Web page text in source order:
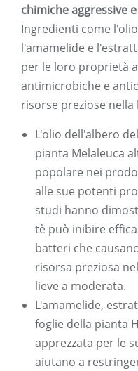
chimiche aggressive
Ingredienti come
l'amamelide e
per le loro proprietà
antimicrobiche e
risorse preziose
L'olio dell'albero
pianta Melaleuca
popolare nei
alle sue potenti
studi hanno
tè può inibire
batteri che
risorsa preziosa
lieve a moderata.
L'amamelide,
foglie della pianta
apprezzata per le
aiutano a